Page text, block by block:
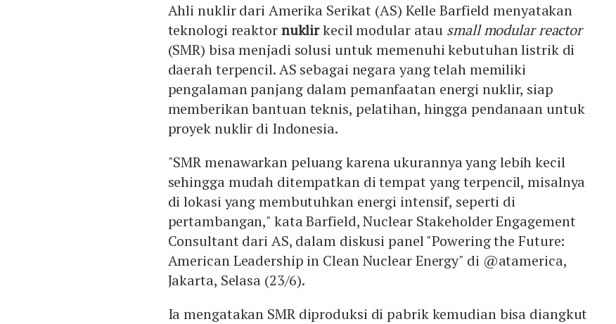
Ahli nuklir dari Amerika Serikat (AS) Kelle Barfield menyatakan
teknologi reaktornuklirkecil modular atau small modular reactor
(SMR) bisa menjadi solusi untuk memenuhi kebutuhan listrik di
daerah terpencil. AS sebagai negara yang telah memiliki
pengalaman panjang dalam pemanfaatan energi nuklir, siap
memberikan bantuan teknis, pelatihan, hingga pendanaan untuk
proyek nuklir di Indonesia.
"SMR menawarkan peluang karena ukurannya yang lebih kecil
sehingga mudah ditempatkan di tempat yang terpencil, misalnya
di lokasi yang membutuhkan energi intensif, seperti di
pertambangan," kata Barfield, Nuclear Stakeholder Engagement
Consultant dari AS, dalam diskusi panel "Powering the Future:
American Leadership in Clean Nuclear Energy" di @atamerica,
Jakarta, Selasa (23/6).
Ia mengatakan SMR diproduksi di pabrik kemudian bisa diangkut